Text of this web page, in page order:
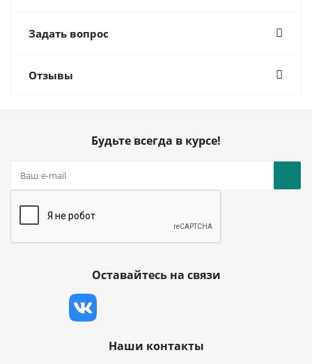
Задать вопрос
Отзывы
Будьте всегда в курсе!
Оставайтесь на связи
Наши контакты